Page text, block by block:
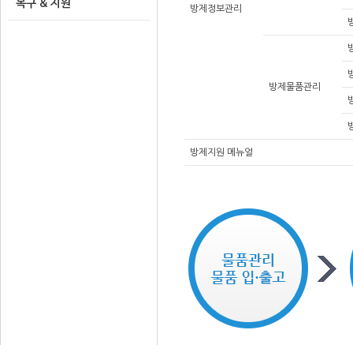
복구 & 지원 방제정보관리
방제물품관리
방제지원 메뉴얼